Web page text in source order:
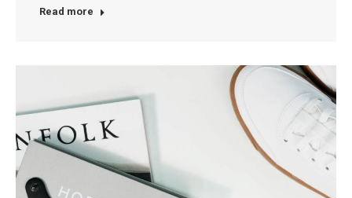
Read more